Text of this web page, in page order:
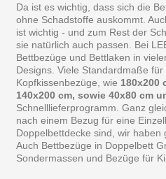
Da ist es wichtig, dass sich die
ohne Schadstoffe auskommt.
ist wichtig - und zum Rest der
sie natürlich auch passen. Bei
Bettbezüge und Bettlaken in
Designs. Viele Standardmaße
Kopfkissenbezüge, wie 180x200
140x200 cm, sowie 40x80 cm
Schnelllieferprogramm. Ganz
nach einem Bezug für eine
Doppelbettdecke sind, wir haben
Auch Bettbezüge in Doppelbett
Sondermassen und Bezüge für